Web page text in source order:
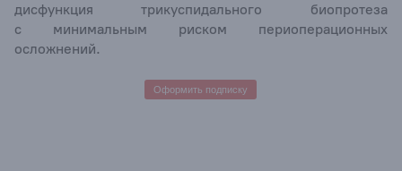
дисфункция трикуспидального биопротеза
с минимальным риском периоперационных
осложнений.
Оформить подписку